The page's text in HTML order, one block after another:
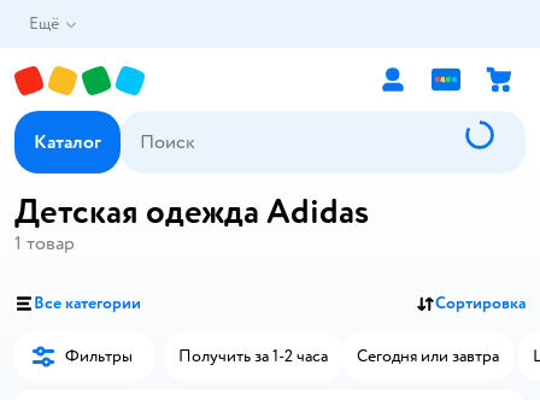
Ещё
Каталог
Детская одежда Adidas
1 товар
Все категории Сортировка
Фильтры Получить за 1-2 часа Сегодня или завтра